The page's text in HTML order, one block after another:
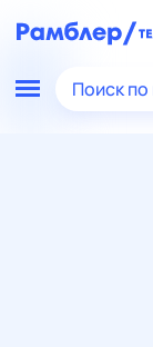
Поиск